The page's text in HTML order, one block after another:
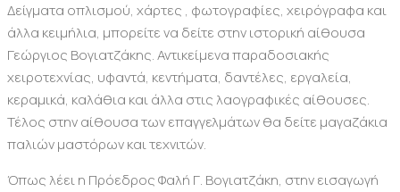
Δείγματα οπλισμού, χάρτες , φωτογραφίες, χειρόγραφα και
άλλα κειμήλια, μπορείτε να δείτε στην ιστορική αίθουσα
Γεώργιος Βογιατζάκης. Αντικείμενα παραδοσιακής
χειροτεχνίας, υφαντά, κεντήματα, δαντέλες, εργαλεία,
κεραμικά, καλάθια και άλλα στις λαογραφικές αίθουσες.
Τέλος στην αίθουσα των επαγγελμάτων θα δείτε μαγαζάκια
παλιών μαστόρων και τεχνιτών.
Όπως λέει η Πρόεδρος Φαλή Γ. Βογιατζάκη, στην εισαγωγή